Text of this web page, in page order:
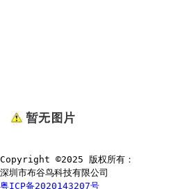
Copyright ©2025 版权所有：
深圳市布谷鸟科技有限公司
粤ICP备2020143207号